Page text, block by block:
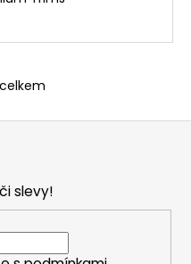
slevy!